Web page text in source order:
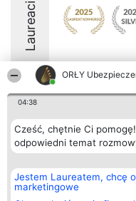
ORŁY
04:38
Cześć, chętnie Ci
odpowiedni temat
Jestem Laureatem, chcę
marketingowe
Laureaci
8.9
Organizator plebiscytu
Bright Side Solutions sp. z o.
o. sp. k.
Wrocław 50-079
KRS 0000749100 | Regon
381313360 | NIP 8943132676